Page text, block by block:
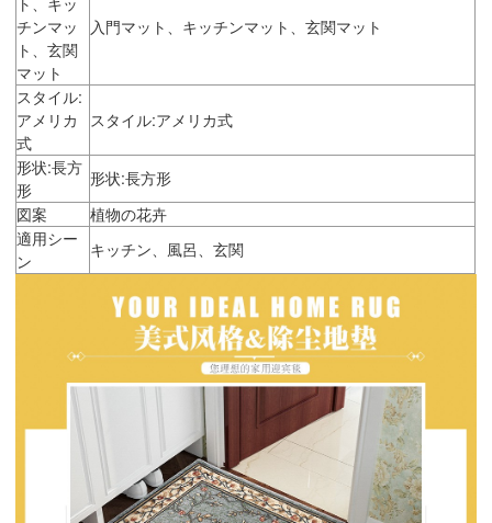
チンマッ
ト、玄関
マット
入門マット、キッチンマット、玄関マット
スタイル:
アメリカ
式
スタイル:アメリカ式
形状:長方
形
形状:長方形
図案
植物の花卉
適用シー
ン
キッチン、風呂、玄関